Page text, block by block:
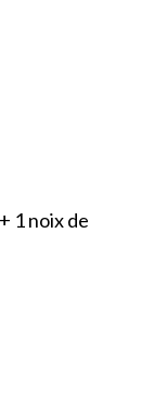
1 noix de